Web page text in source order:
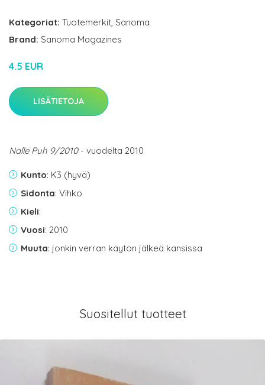
Kategoriat: Tuotemerkit, Sanoma
Brand: Sanoma Magazines
4.5 EUR
LISÄTIETOJA
Nalle Puh 9/2010- vuodelta 2010
Kunto: K3 (hyvä)
Sidonta: Vihko
Kieli:
Vuosi: 2010
Muuta: jonkin verran käytön jälkeä kansissa
Suositellut tuotteet